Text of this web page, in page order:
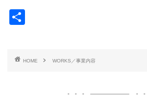
HOME WORKS／事業内容